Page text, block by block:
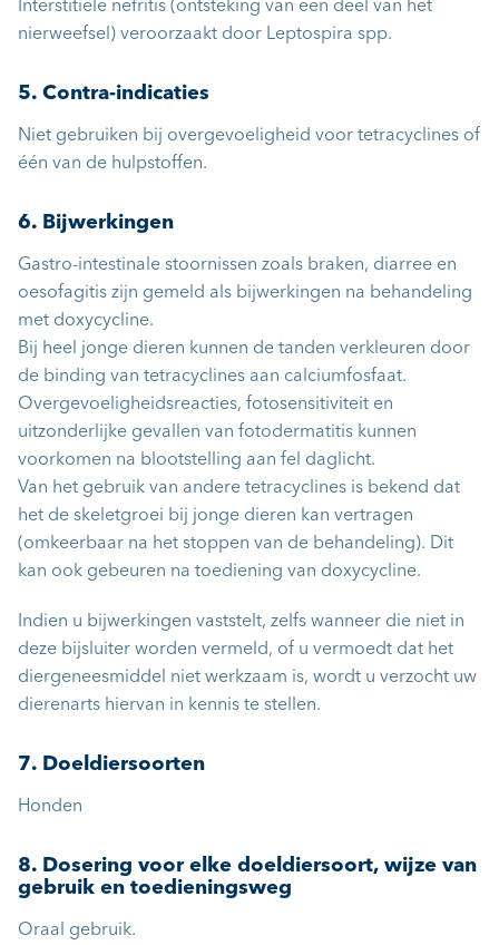
Interstitiële nefritis (ontsteking van een deel van het
nierweefsel) veroorzaakt door Leptospira spp.
5. Contra-indicaties
Niet gebruiken bij overgevoeligheid voor tetracyclines of
één van de hulpstoffen.
6. Bijwerkingen
Gastro-intestinale stoornissen zoals braken, diarree en
oesofagitis zijn gemeld als bijwerkingen na behandeling
met doxycycline.
Bij heel jonge dieren kunnen de tanden verkleuren door
de binding van tetracyclines aan calciumfosfaat.
Overgevoeligheidsreacties, fotosensitiviteit en
uitzonderlijke gevallen van fotodermatitis kunnen
voorkomen na blootstelling aan fel daglicht.
Van het gebruik van andere tetracyclines is bekend dat
het de skeletgroei bij jonge dieren kan vertragen
(omkeerbaar na het stoppen van de behandeling). Dit
kan ook gebeuren na toediening van doxycycline.
Indien u bijwerkingen vaststelt, zelfs wanneer die niet in
deze bijsluiter worden vermeld, of u vermoedt dat het
diergeneesmiddel niet werkzaam is, wordt u verzocht uw
dierenarts hiervan in kennis te stellen.
7. Doeldiersoorten
Honden
8. Dosering voor elke doeldiersoort, wijze van
gebruik en toedieningsweg
Oraal gebruik.